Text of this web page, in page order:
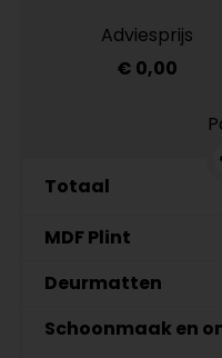
Adviesprijs
€ 0,00
Totaal
MDF Plint
7 cm
MDF plinten 7
9 cm
Deurmatten
Gelasta
Schoonmaak en